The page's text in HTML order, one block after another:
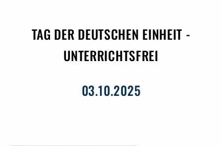
TAG DER DEUTSCHEN EINHEIT -
UNTERRICHTSFREI
03.10.2025